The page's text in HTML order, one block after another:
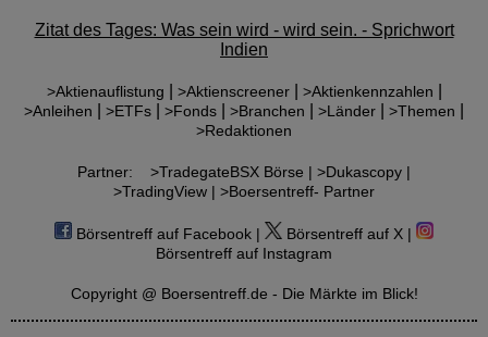
Zitat des Tages: Was sein wird - wird sein. - Sprichwort
Indien
>Aktienauflistung >Aktienscreener| >Aktienkennzahlen
>Anleihen >ETFs >Fonds >Branchen >Länder >Themen
>Redaktionen
Partner: >TradegateBSX Börse | >Dukascopy |
>TradingView | >Boersentreff- Partner
Börsentreff auf Facebook |
Börsentreff auf X |
Börsentreff auf Instagram
Copyright @ Boersentreff.de - Die Märkte im Blick!